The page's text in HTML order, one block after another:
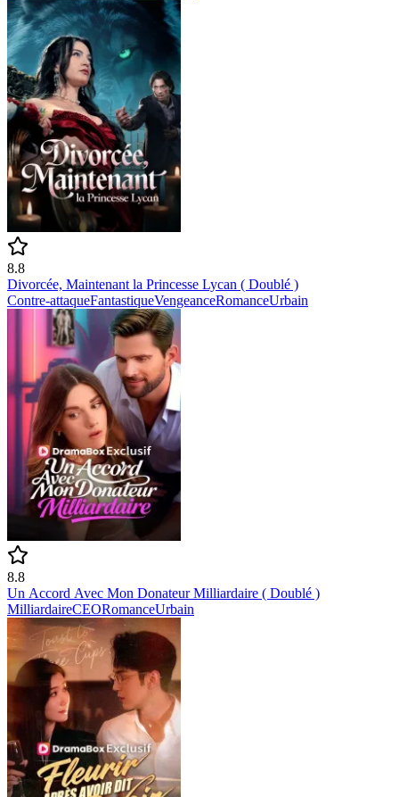
8.8
Divorcée, Maintenant la Princesse Lycan ( Doublé )
Contre-attaqueFantastiqueVengeanceRomanceUrbain
8.8
Un Accord Avec Mon Donateur Milliardaire ( Doublé )
MilliardaireCEORomanceUrbain